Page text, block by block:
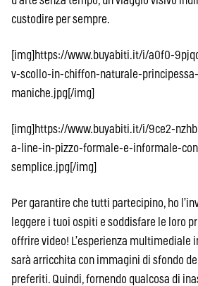
custodire per sempre.
[img]https://www.buyabiti.it/i/a0f0-
v-scollo-in-chiffon-naturale-
maniche.jpg[/img]
[img]https://www.buyabiti.it/i/9ce2-
a-line-in-pizzo-formale-e-informale-
semplice.jpg[/img]
Per garantire che tutti partecipino, ho
leggere i tuoi ospiti e soddisfare le loro
offrire video! L’esperienza multimediale
sarà arricchita con immagini di sfondo
preferiti. Quindi, fornendo qualcosa di